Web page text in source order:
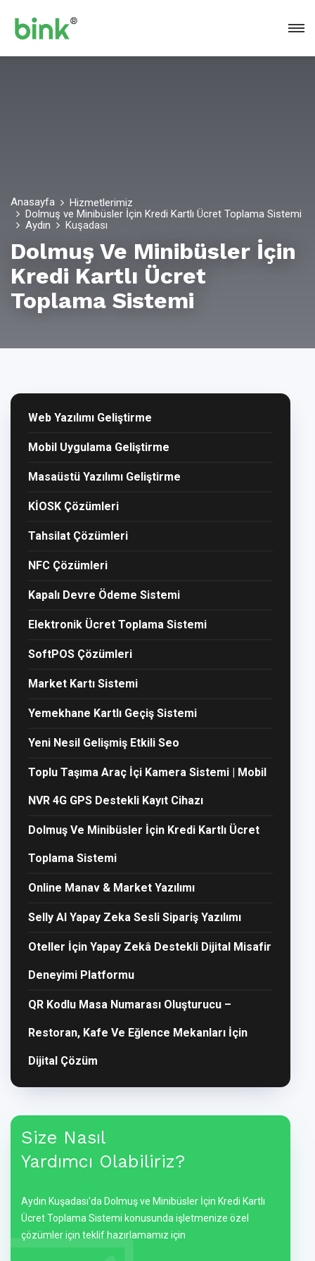
Anasayfa
Hizmetlerimiz
Dolmuş ve Minibüsler İçin Kredi Kartlı Ücret Toplama Sistemi
Aydın
Kuşadası
Dolmuş Ve Minibüsler İçin
Kredi Kartlı Ücret
Toplama Sistemi
Web Yazılımı Geliştirme
Mobil Uygulama Geliştirme
Masaüstü Yazılımı Geliştirme
KİOSK Çözümleri
Tahsilat Çözümleri
NFC Çözümleri
Kapalı Devre Ödeme Sistemi
Elektronik Ücret Toplama Sistemi
SoftPOS Çözümleri
Market Kartı Sistemi
Yemekhane Kartlı Geçiş Sistemi
Yeni Nesil Gelişmiş Etkili Seo
Toplu Taşıma Araç İçi Kamera Sistemi | Mobil
NVR 4G GPS Destekli Kayıt Cihazı
Dolmuş Ve Minibüsler İçin Kredi Kartlı Ücret
Toplama Sistemi
Online Manav & Market Yazılımı
Selly AI Yapay Zeka Sesli Sipariş Yazılımı
Oteller İçin Yapay Zekâ Destekli Dijital Misafir
Deneyimi Platformu
QR Kodlu Masa Numarası Oluşturucu –
Restoran, Kafe Ve Eğlence Mekanları İçin
Dijital Çözüm
Size Nasıl
Yardımcı Olabiliriz?
Aydın Kuşadası'da Dolmuş ve Minibüsler İçin Kredi Kartlı
Ücret Toplama Sistemi konusunda işletmenize özel
çözümler için teklif hazırlamamız için